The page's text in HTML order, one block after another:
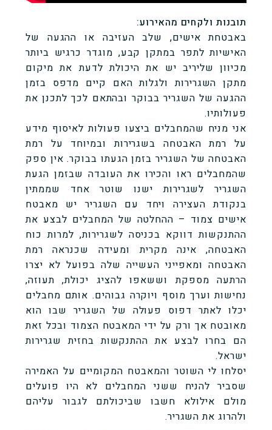
תובנות ולקחים מהאירוע:
באבטחת אישים, שלב העזיבה או ההגעה של
האישיות לתפר במתקן קבע, מוגדר כרגיש ביותר
מכיוון שליריב יש את היכולת לדעת את מיקום
מתקן השגרירות ולגלות האם קיים מדפס בזמן
ההגעה של השגריר בבוקר ובהתאם לכך לתכנן את
פעולותיו.
אני מניח שהמחבלים ביצעו פעולות לאיסוף מידע
על רמת האבטחה בשגרירות ובמיוחד על רמת
האבטחה של השגריר בזמן הגעתו בבוקר. אין ספק
שהמחבלים ראו והכירו את העובדה שבזמן הגעת
השגריר לשגרירות ישנו שוטר אחד שממתין
בנקודת העצירה ויחד עם השגריר יש מאבטח
אישים צמוד – ההחלטה של המחבלים לבצע את
ההתנקשות דווקא בכניסה לשגרירות, למרות כוח
האבטחה, אינה מקרית ומעידה שכנראה רמת
האבטחה ומאפייני העשייה שלה בפועל לא יצרו
הרתעה מספקת וששאפו להציג יכולת, תעוזה,
נחישות וערך מוסף ויוקרה גבוהים. אותם מחבלים
יכלו לאתר דפוס פעולה של השגריר שבו הוא
מאובטח אך ורק על ידי המאבטח הצמוד ובכל זאת
הם בחרו לבצע את ההתנקשות בחזית שגרירות
ישראל.
יסלחו לי השוטר והמאבטח המקומיים על האמירה
שסביר להניח ששני המחבלים לא היו פועלים
מולם אילולא חשבו שביכולתם לגבור עליהם
ולהרוג את השגריר.